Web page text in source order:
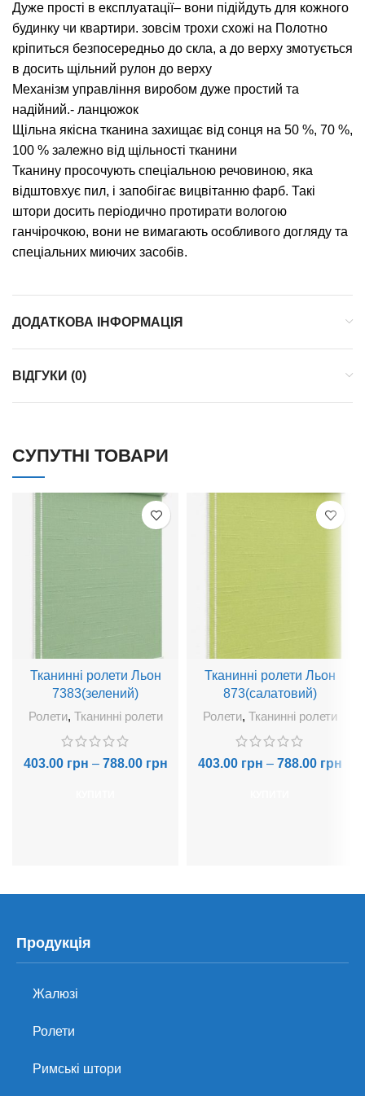
Дуже прості в експлуатації– вони підійдуть для кожного
будинку чи квартири. зовсім трохи схожі на Полотно
кріпиться безпосередньо до скла, а до верху змотується
в досить щільний рулон до верху
Механізм управління виробом дуже простий та
надійний.- ланцюжок
Щільна якісна тканина захищає від сонця на 50 %, 70 %,
100 % залежно від щільності тканини
Тканину просочують спеціальною речовиною, яка
відштовхує пил, і запобігає вицвітанню фарб. Такі
штори досить періодично протирати вологою
ганчірочкою, вони не вимагають особливого догляду та
спеціальних миючих засобів.
ДОДАТКОВА ІНФОРМАЦІЯ
ВІДГУКИ (0)
СУПУТНІ ТОВАРИ
Тканинні ролети Льон
7383(зелений)
Ролети, Тканинні ролети
403.00 грн – 788.00 грн
Тканинні ролети Льон
873(салатовий)
Ролети, Тканинні ролети
403.00 грн – 788.00 грн
Продукція
Жалюзі
Ролети
Римські штори